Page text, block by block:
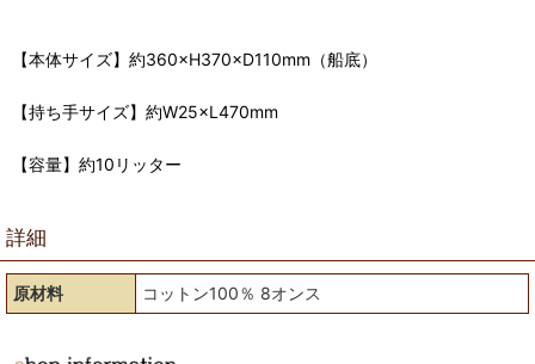
【本体サイズ】約360×H370×D110mm（船底）
【持ち手サイズ】約W25×L470mm
【容量】約10リッター
詳細
原材料 コットン100％ 8オンス